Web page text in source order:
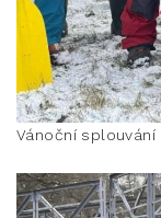
Vánoční splouvání